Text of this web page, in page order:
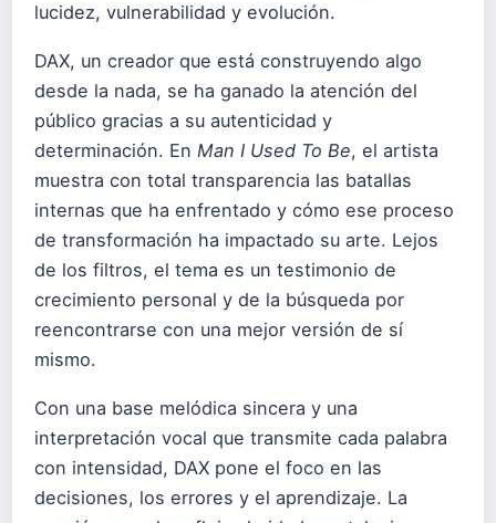
lucidez, vulnerabilidad y evolución.
DAX, un creador que está construyendo algo
desde la nada, se ha ganado la atención del
público gracias a su autenticidad y
determinación. En Man I Used To Be, el artista
muestra con total transparencia las batallas
internas que ha enfrentado y cómo ese proceso
de transformación ha impactado su arte. Lejos
de los filtros, el tema es un testimonio de
crecimiento personal y de la búsqueda por
reencontrarse con una mejor versión de sí
mismo.
Con una base melódica sincera y una
interpretación vocal que transmite cada palabra
con intensidad, DAX pone el foco en las
decisiones, los errores y el aprendizaje. La